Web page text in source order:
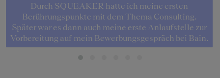
Durch SQUEAKER hatte ich meine ersten
Berührungspunkte mit dem Thema Consulting.
Später war es dann auch meine erste Anlaufstelle zur
Vorbereitung auf mein Bewerbungsgespräch bei Bain.